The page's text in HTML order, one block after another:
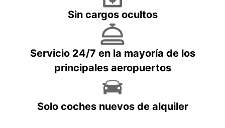
Sin cargos ocultos
Servicio 24/7 en la mayoría de los
principales aeropuertos
Solo coches nuevos de alquiler